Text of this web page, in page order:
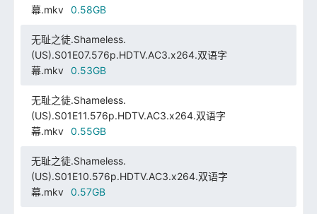
幕.mkv
0.58GB
无耻之徒.Shameless.
(US).S01E07.576p.HDTV.AC3.x264.双语字
幕.mkv
0.53GB
无耻之徒.Shameless.
(US).S01E11.576p.HDTV.AC3.x264.双语字
幕.mkv
0.55GB
无耻之徒.Shameless.
(US).S01E10.576p.HDTV.AC3.x264.双语字
幕.mkv
0.57GB